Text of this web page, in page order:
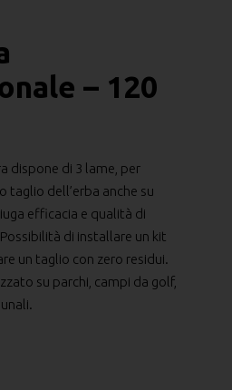
– 120
dispone di 3 lame, per
taglio dell’erba anche su
efficacia e qualità di
di installare un kit
un taglio con zero residui.
su parchi, campi da golf,